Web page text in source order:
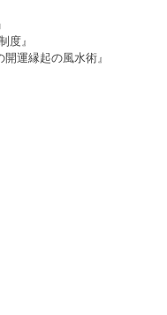
度』
運縁起の風水術』